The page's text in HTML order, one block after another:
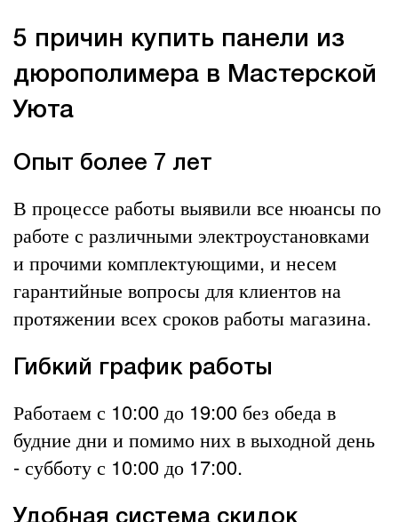
5 причин купить панели из
дюрополимера в Мастерской
Уюта
Опыт более 7 лет
В процессе работы выявили все нюансы по
работе с различными электроустановками
и прочими комплектующими, и несем
гарантийные вопросы для клиентов на
протяжении всех сроков работы магазина.
Гибкий график работы
Работаем с 10:00 до 19:00 без обеда в
будние дни и помимо них в выходной день
- субботу с 10:00 до 17:00.